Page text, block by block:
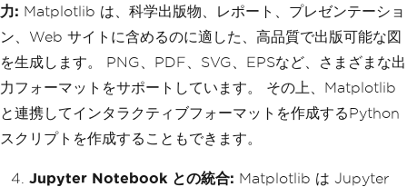
力: Matplotlib は、科学出版物、レポート、プレゼンテーショ
ン、Web サイトに含めるのに適した、高品質で出版可能な図
を生成します。 PNG、PDF、SVG、EPSなど、さまざまな出
力フォーマットをサポートしています。 その上、Matplotlib
と連携してインタラクティブフォーマットを作成するPython
スクリプトを作成することもできます。
Jupyter Notebook との統合: Matplotlib は Jupyter